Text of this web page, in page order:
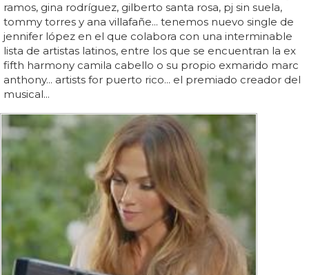
ramos, gina rodríguez, gilberto santa rosa, pj sin suela,
tommy torres y ana villafañe... tenemos nuevo single de
jennifer lópez en el que colabora con una interminable
lista de artistas latinos, entre los que se encuentran la ex
fifth harmony camila cabello o su propio exmarido marc
anthony... artists for puerto rico... el premiado creador del
musical...